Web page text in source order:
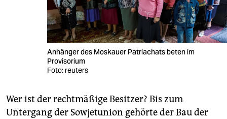
Anhänger des Moskauer Patriachats beten im
Provisorium
Foto: reuters
Wer ist der rechtmäßige Besitzer? Bis zum
Untergang der Sowjetunion gehörte der Bau der